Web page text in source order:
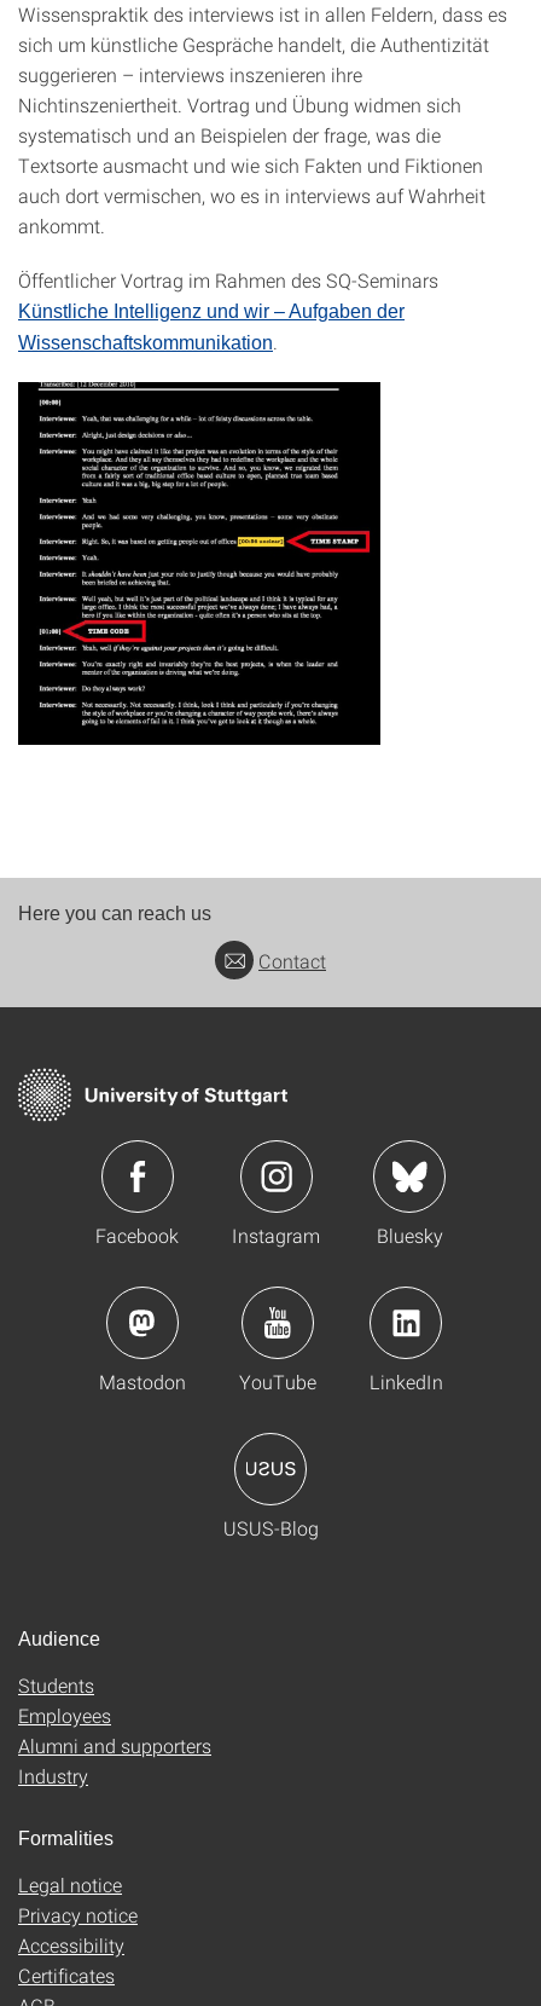
Wissenspraktik des interviews ist in allen Feldern, dass es
sich um künstliche Gespräche handelt, die Authentizität
suggerieren – interviews inszenieren ihre
Nichtinszeniertheit. Vortrag und Übung widmen sich
systematisch und an Beispielen der frage, was die
Textsorte ausmacht und wie sich Fakten und Fiktionen
auch dort vermischen, wo es in interviews auf Wahrheit
ankommt.
Öffentlicher Vortrag im Rahmen des SQ-Seminars
Künstliche Intelligenz und wir – Aufgaben der
Wissenschafts­kommunikation
Here you can reach us
Contact
Facebook Instagram Bluesky
Mastodon YouTube LinkedIn
USUS-Blog
Audience
Students
Employees
Alumni and supporters
Industry
Formalities
Legal notice
Privacy notice
Accessibility
Certificates